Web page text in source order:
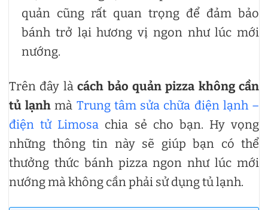
quản cũng rất quan trọng để đảm bảo
bánh trở lại hương vị ngon như lúc mới
nướng.
Trên đây làcách bảo quản pizza không cần
tủ lạnhmà Trung tâm sửa chữa điện lạnh –
điện tử Limosa chia sẻ cho bạn. Hy vọng
những thông tin này sẽ giúp bạn có thể
thưởng thức bánh pizza ngon như lúc mới
nướng mà không cần phải sử dụng tủ lạnh.